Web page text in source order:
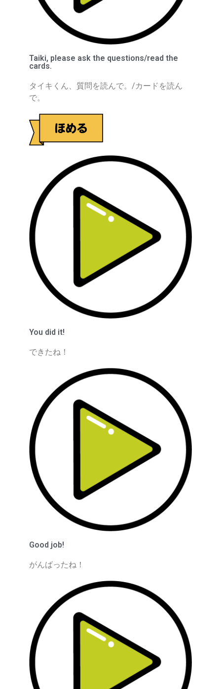
Taiki, please ask the questions/read the
cards.
タイキくん、質問を読んで。/カードを読ん
で。
You did it!
できたね！
Good job!
がんばったね！